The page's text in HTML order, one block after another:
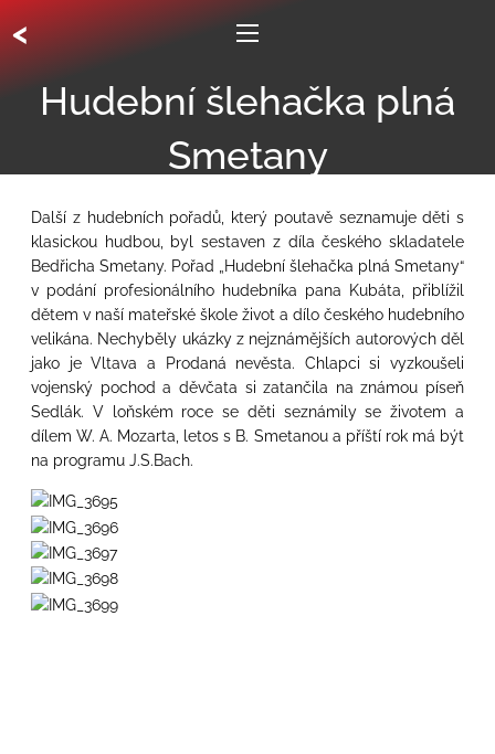
<
Hudební šlehačka plná
Smetany
Další z hudebních pořadů, který poutavě seznamuje děti s
klasickou hudbou, byl sestaven z díla českého skladatele
Bedřicha Smetany. Pořad „Hudební šlehačka plná Smetany“
v podání profesionálního hudebníka pana Kubáta, přiblížil
dětem v naší mateřské škole život a dílo českého hudebního
velikána. Nechyběly ukázky z nejznámějších autorových děl
jako je Vltava a Prodaná nevěsta. Chlapci si vyzkoušeli
vojenský pochod a děvčata si zatančila na známou píseň
Sedlák. V loňském roce se děti seznámily se životem a
dílem W. A. Mozarta, letos s B. Smetanou a příští rok má být
na programu J.S.Bach.